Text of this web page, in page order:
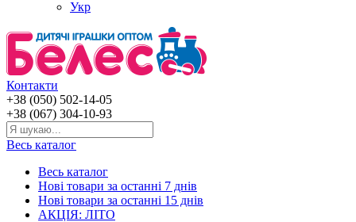
Укр
Контакти
+38 (050) 502-14-05
+38 (067) 304-10-93
Весь каталог
Весь каталог
Нові товари за останнi 7 днiв
Нові товари за останнi 15 днiв
АКЦІЯ: ЛІТО